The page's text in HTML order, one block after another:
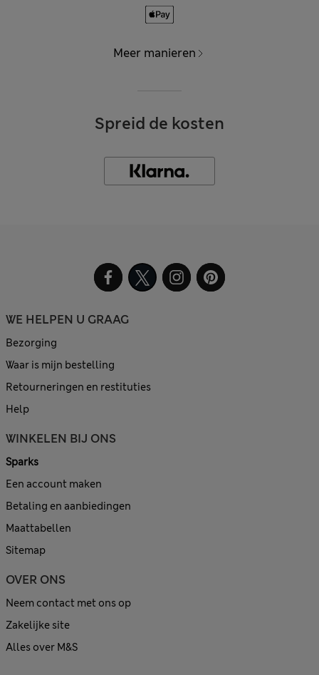
Meer manieren
Spreid de kosten
WE HELPEN U GRAAG
Bezorging
Waar is mijn bestelling
Retourneringen en restituties
Help
WINKELEN BIJ ONS
Sparks
Een account maken
Betaling en aanbiedingen
Maattabellen
Sitemap
OVER ONS
Neem contact met ons op
Zakelijke site
Alles over M&S